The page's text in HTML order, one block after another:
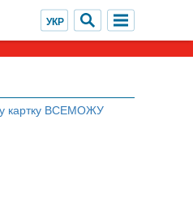
картку ВСЕМОЖУ